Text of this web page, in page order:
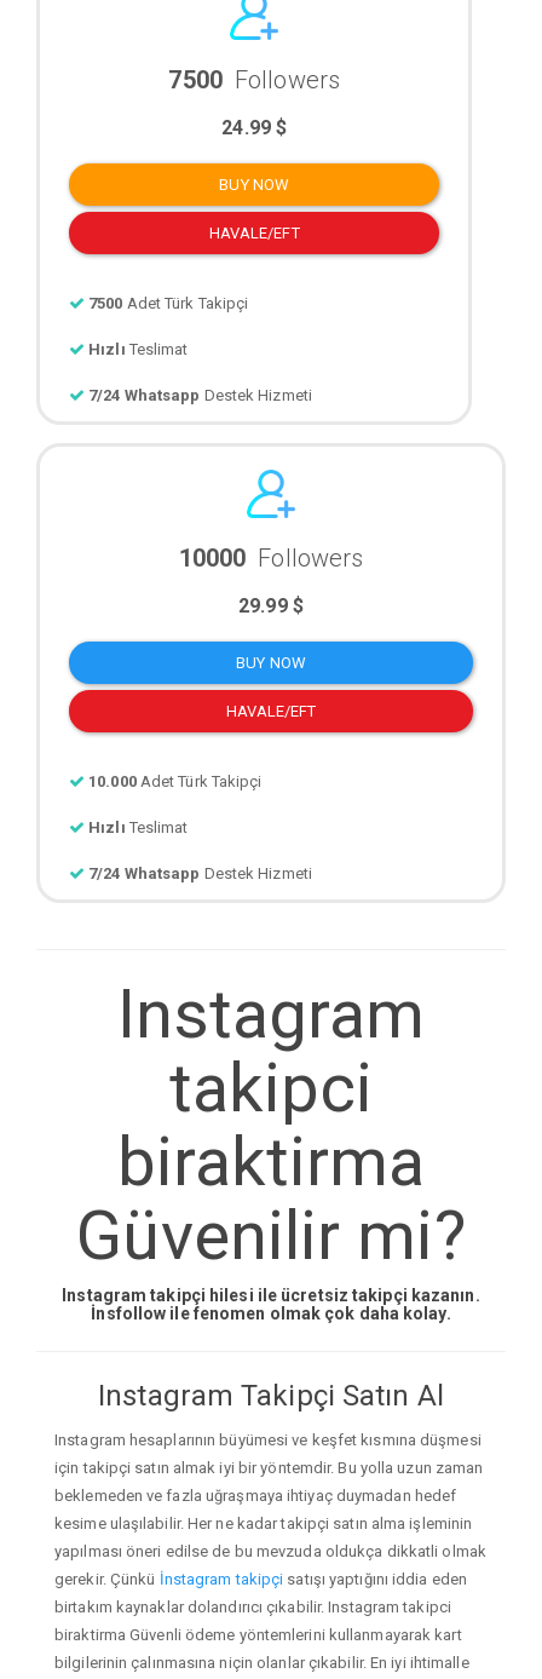
7500 Followers
24.99 $
BUY NOW
HAVALE/EFT
7500 Adet Türk Takipçi
Hızlı Teslimat
7/24 Whatsapp Destek Hizmeti
10000 Followers
29.99 $
BUY NOW
HAVALE/EFT
10.000 Adet Türk Takipçi
Hızlı Teslimat
7/24 Whatsapp Destek Hizmeti
Instagram
takipci
biraktirma
Güvenilir mi?
Instagram takipçi hilesi ile ücretsiz takipçi kazanın.
İnsfollow ile fenomen olmak çok daha kolay.
Instagram Takipçi Satın Al
Instagram hesaplarının büyümesi ve keşfet kısmına düşmesi
için takipçi satın almak iyi bir yöntemdir. Bu yolla uzun zaman
beklemeden ve fazla uğraşmaya ihtiyaç duymadan hedef
kesime ulaşılabilir. Her ne kadar takipçi satın alma işleminin
yapılması öneri edilse de bu mevzuda oldukça dikkatli olmak
gerekir. Çünkü İnstagram takipçi satışı yaptığını iddia eden
birtakım kaynaklar dolandırıcı çıkabilir. Instagram takipci
biraktirma Güvenli ödeme yöntemlerini kullanmayarak kart
bilgilerinin çalınmasına niçin olanlar çıkabilir. En iyi ihtimalle